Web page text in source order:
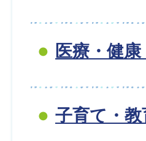
医療・健
子育て・教